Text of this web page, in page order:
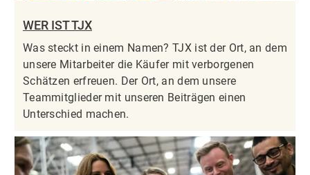
WER IST TJX
Was steckt in einem Namen? TJX ist der Ort, an dem
unsere Mitarbeiter die Käufer mit verborgenen
Schätzen erfreuen. Der Ort, an dem unsere
Teammitglieder mit unseren Beiträgen einen
Unterschied machen.